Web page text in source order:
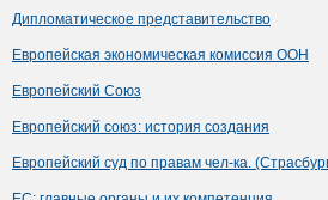
Дипломатическое представительство
Европейская экономическая комиссия ООН
Европейский Союз
Европейский союз: история создания
Европейский суд по правам чел-ка.